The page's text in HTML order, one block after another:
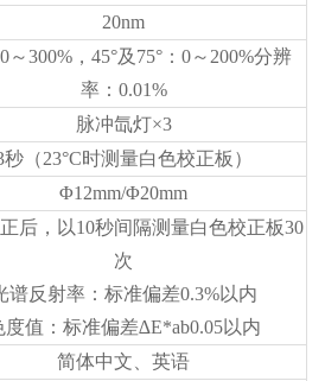
20nm
～300%，45°及75°：0～200%分辨
率：0.01%
脉冲氙灯×3
秒（23°C时测量白色校正板）
Φ12mm/Φ20mm
后，以10秒间隔测量白色校正板30
次
谱反射率：标准偏差0.3%以内
度值：标准偏差∆E*ab0.05以内
简体中文、英语